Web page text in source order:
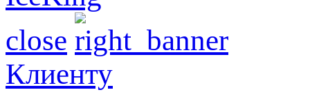
close
Клиенту